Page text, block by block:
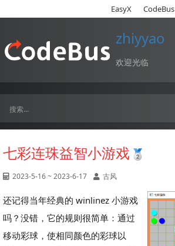
EasyX CodeBus
zhiyyao
欢迎光临
七彩连珠益智小游戏
2023-5-16 ~ 2023-6-17 古风
还记得当年经典的 winlinez 小游戏
吗？没错，它的规则很简单：通过
移动彩球，使相同颜色的彩球以